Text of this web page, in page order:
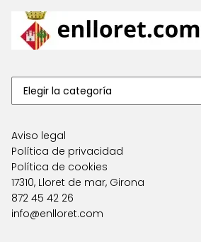
Aviso legal
Política de privacidad
Política de cookies
17310, Lloret de mar, Girona
872 45 42 26
info@enlloret.com